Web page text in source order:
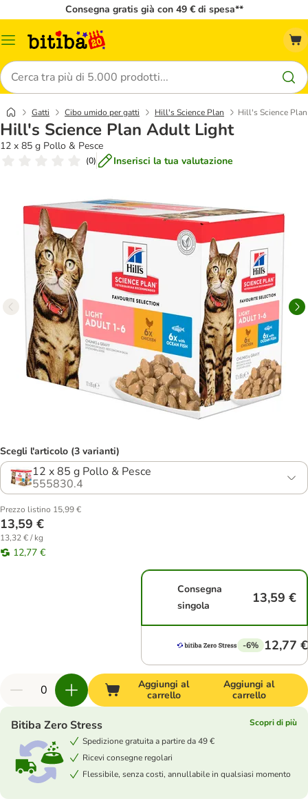
Consegna gratis già con 49 € di spesa**
Overview
Cerca
Gatti Cibo umido per gatti Hill's Science Plan Hill's Science
Hill's Science Plan Adult Light
12 x 85 g Pollo & Pesce
(0) Inserisci la tua valutazione
Scegli l'articolo (3 varianti)
12 x 85 g Pollo & Pesce
555830.4
Prezzo listino 15,99 €
13,59 €
13,32 € / kg
12,77 €
Consegna
singola
13,59 €
-6% 12,77 €
Aggiungi al
carrello
Aggiungi al
carrello
Bitiba Zero Stress
Scopri di più
Spedizione gratuita a partire da 49 €
Ricevi consegne regolari
Flessibile, senza costi, annullabile in qualsiasi momento